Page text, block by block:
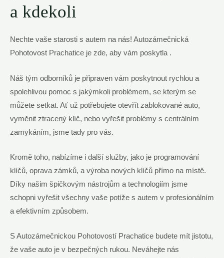
a kdekoli
Nechte vaše starosti s autem na nás! Autozámečnická
Pohotovost Prachatice je zde, aby vám poskytla .
Náš tým odborníků je připraven vám poskytnout rychlou a
spolehlivou pomoc s jakýmkoli problémem, se kterým se
můžete setkat. Ať už potřebujete otevřít zablokované auto,
vyměnit ztracený klíč, nebo vyřešit problémy s centrálním
zamykáním, jsme tady pro vás.
Kromě toho, nabízíme i další služby, jako je programování
klíčů, oprava zámků, a výroba nových klíčů přímo na místě.
Díky našim špičkovým nástrojům a technologiím jsme
schopni vyřešit všechny vaše potíže s autem v profesionálním
a efektivním způsobem.
S Autozámečnickou Pohotovostí Prachatice budete mít jistotu,
že vaše auto je v bezpečných rukou. Neváhejte nás